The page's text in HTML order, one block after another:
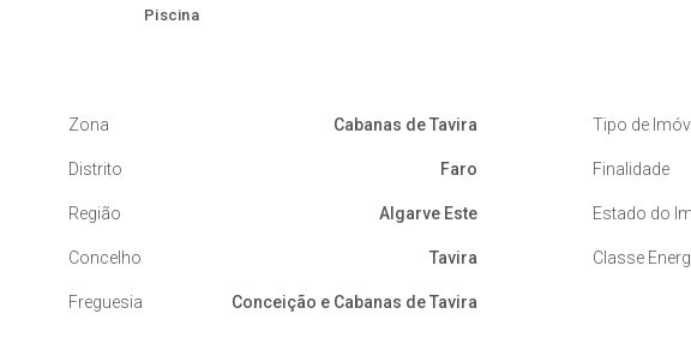
Piscina
Zona Cabanas de Tavira
Distrito Faro
Região Algarve Este
Concelho Tavira
Freguesia Conceição e Cabanas de Tavira
Tipo de
Finalidade
Estado do
Classe